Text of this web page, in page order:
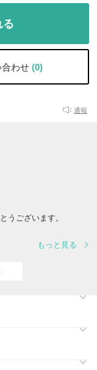
る
わせ (0)
通報
うございます。
を中心にご紹介してお
もっと見る